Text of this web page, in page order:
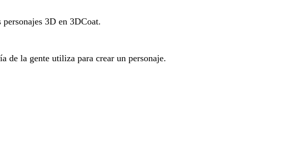
3D en 3DCoat.
de la gente utiliza para crear un personaje.